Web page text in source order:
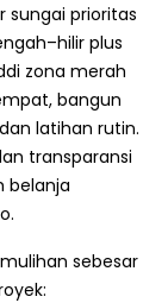
sungai prioritas
plus
zona merah
bangun
latihan rutin.
transparansi
belanja
sebesar